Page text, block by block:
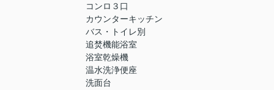
コンロ３口
カウンターキッチン
バス・トイレ別
追焚機能浴室
浴室乾燥機
温水洗浄便座
洗面台